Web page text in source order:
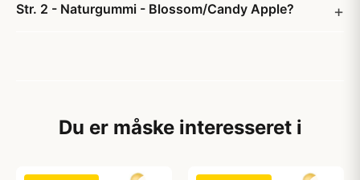
Str. 2 - Naturgummi - Blossom/Candy Apple?
Du er måske interesseret i